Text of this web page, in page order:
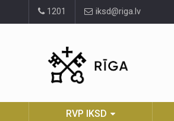
1201 iksd@riga.lv
RVP IKSD